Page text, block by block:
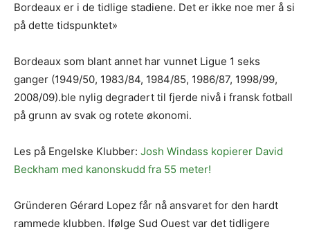
Bordeaux er i de tidlige stadiene. Det er ikke noe mer å si
på dette tidspunktet»
Bordeaux som blant annet har vunnet Ligue 1 seks
ganger (1949/50, 1983/84, 1984/85, 1986/87, 1998/99,
2008/09).ble nylig degradert til fjerde nivå i fransk fotball
på grunn av svak og rotete økonomi.
Les på Engelske Klubber: Josh Windass kopierer David
Beckham med kanonskudd fra 55 meter!
Gründeren Gérard Lopez får nå ansvaret for den hardt
rammede klubben. Ifølge Sud Ouest var det tidligere